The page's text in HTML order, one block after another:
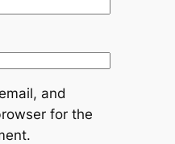
and
for the